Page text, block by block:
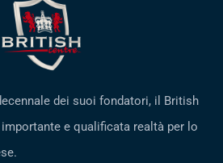
dei suoi fondatori, il British
e qualificata realtà per lo